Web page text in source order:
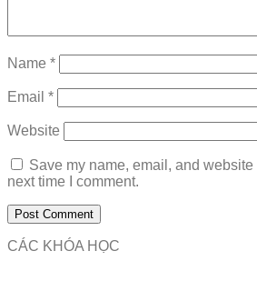
Name *
Email *
Website
Save my name, email, and
next time I comment.
CÁC KHÓA HỌC